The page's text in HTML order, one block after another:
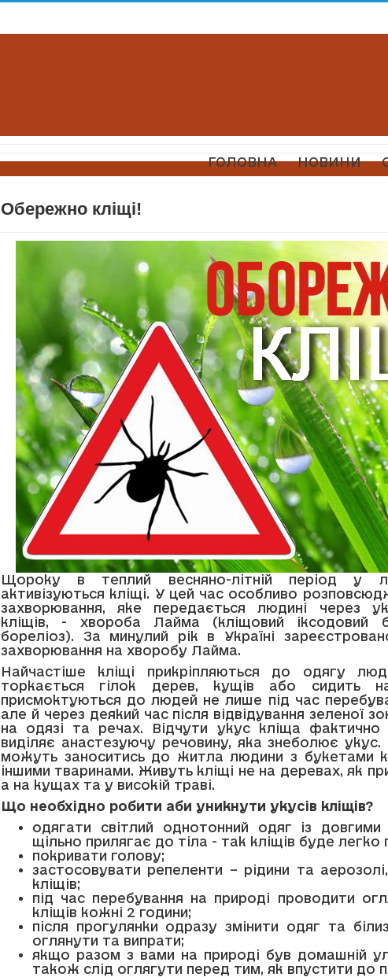
ГОЛОВНА НОВИНИ
Обережно кліщі!
Щороку в теплий весняно-літній період у
активізуються кліщі. У цей час особливо
захворювання, яке передається людині через
кліщів, - хвороба Лайма (кліщовий іксодовий
бореліоз). За минулий рік в Україні
захворювання на хворобу Лайма.
Найчастіше кліщі прикріпляються до одягу
торкається гілок дерев, кущів або сидить
присмоктуються до людей не лише під час
але й через деякий час після відвідування зеленої
на одязі та речах. Відчути укус кліща фактично
виділяє анастезуючу речовину, яка знеболює укус.
можуть заноситись до житла людини з букетами
іншими тваринами. Живуть кліщі не на деревах, як
а на кущах та у високій траві.
Що необхідно робити аби уникнути укусів кліщів?
одягати світлий однотонний одяг із довгими
щільно прилягає до тіла - так кліщів буде легко
покривати голову;
застосовувати репеленти – рідини та
кліщів;
під час перебування на природі проводити
кліщів кожні 2 години;
після прогулянки одразу змінити одяг та
оглянути та випрати;
якщо разом з вами на природі був домашній
також слід оглягути перед тим, як впустити до